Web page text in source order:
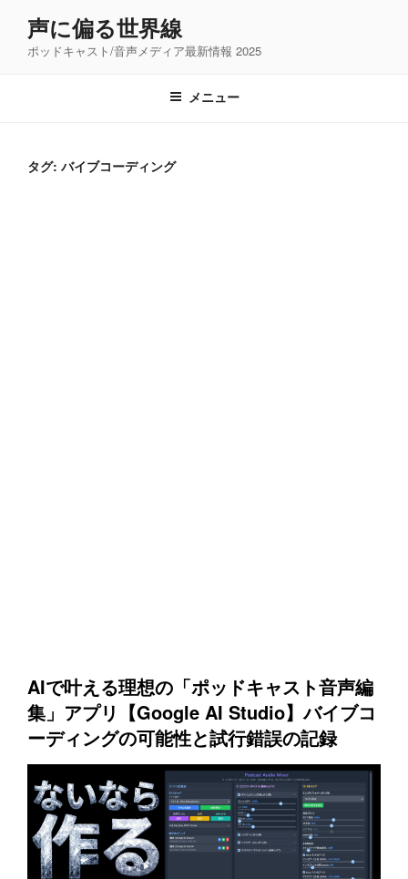
声に偏る世界線
ポッドキャスト/音声メディア最新情報 2025
メニュー
タグ: バイブコーディング
AIで叶える理想の「ポッドキャスト音声編
集」アプリ【Google AI Studio】バイブコ
ーディングの可能性と試行錯誤の記録